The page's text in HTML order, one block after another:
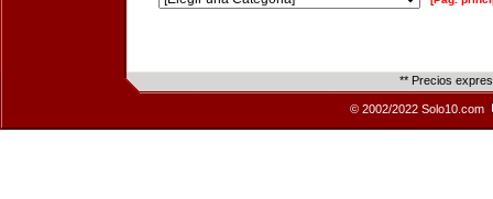
** Precios
© 2002/2022 Solo10.com